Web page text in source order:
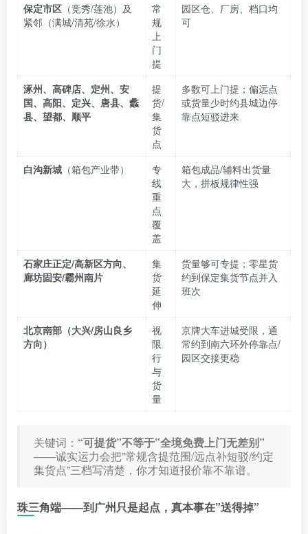
保定市区 （竞秀/莲池）及
紧邻（满城/清苑/徐水）
常
规
上
门
提
园区仓、厂房、档口均
可
涿州、高碑店、定州、安
国、高阳、定兴、唐县、蠡
县、望都、顺平
提
货/
集
货
点
多数可上门提；偏远点
或货量少时约县城边停
靠点短驳进来
白沟新城 （箱包产业带）
专
线
重
点
覆
盖
箱包成品/辅料出货量
大，拼板规律性强
石家庄正定/高新区方向、
廊坊固安/霸州南片
集
货
延
伸
货量够可专提；零星货
约到保定集货节点并入
班次
北京南部（大兴/房山良乡
方向）
视
限
行
与
货
量
京牌大车进城受限，通
常约到南六环外停靠点/
园区交接更稳
关键词： “可提货”不等于”全境免费上门无差别”
——诚实运力会把”常规含提范围/远点补短驳/约定
集货点”三档写清楚，你才知道报价靠不靠谱。
珠三角端——到广州只是起点，真本事在”送得掉”